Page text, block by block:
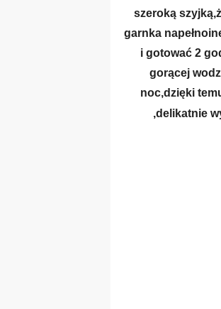
szeroką
garnka
i gotować 2
gorącej
noc,dzięki
,delikatnie